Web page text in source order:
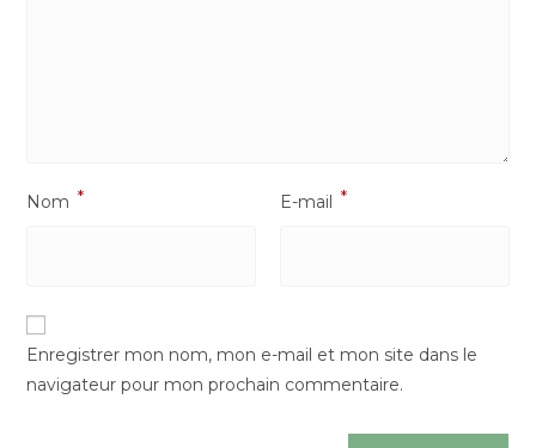
Nom * E-mail *
Enregistrer mon nom, mon e-mail et mon site dans le
navigateur pour mon prochain commentaire.